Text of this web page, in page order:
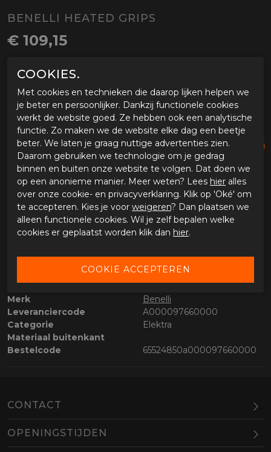
BENELLI HEATED GRIPS
€ 109,15
SELECTEER MAAT
NS
PLAATS IN WINKELMAND
Tijdens onze werkdagen voor 15:00 uur besteld, dezelfde
dag verstuurd.
OMSCHRIJVING BENELLI HEATED GRIPS
Merk
Benelli
Leveranciercode
A000097660000
Categorie
Elektra
Materiaal buitenkant
Bestelcode
65524850a000097660000
CONTACT
OPENINGSTIJDEN
COOKIES.
Met cookies en technieken die daarop lijken helpen we
je beter en persoonlijker. Dankzij functionele cookies
werkt de website goed. Ze hebben ook een analytische
functie. Zo maken we de website elke dag een beetje
beter. We laten je graag nuttige advertenties zien.
Daarom gebruiken we technologie om je gedrag
binnen en buiten onze website te volgen. Dat doen we
op een anonieme manier. Meer weten? Lees hier alles
over onze cookie- en privacyverklaring. Klik op 'Oké' om
te accepteren. Kies je voor weigeren? Dan plaatsen we
alleen functionele cookies. Wil je zelf bepalen welke
cookies er geplaatst worden klik dan hier.